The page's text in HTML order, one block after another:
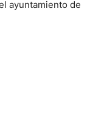
ayuntamiento de